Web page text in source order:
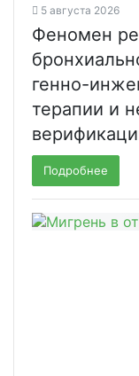
5 августа 2026
Феномен
генно-
терапии и
Подробнее